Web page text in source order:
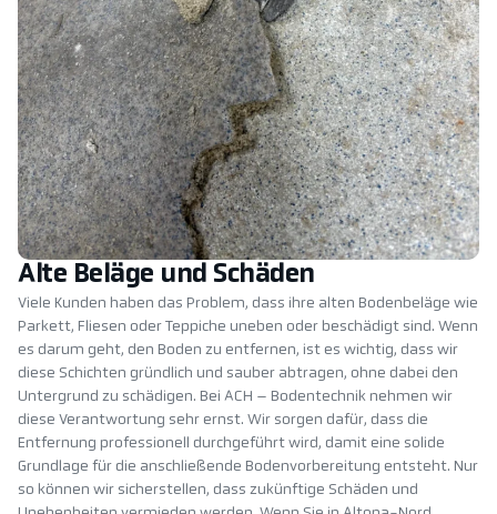
Alte Beläge und Schäden
Viele Kunden haben das Problem, dass ihre alten Bodenbeläge wie
Parkett, Fliesen oder Teppiche uneben oder beschädigt sind. Wenn
es darum geht, den Boden zu entfernen, ist es wichtig, dass wir
diese Schichten gründlich und sauber abtragen, ohne dabei den
Untergrund zu schädigen. Bei ACH – Bodentechnik nehmen wir
diese Verantwortung sehr ernst. Wir sorgen dafür, dass die
Entfernung professionell durchgeführt wird, damit eine solide
Grundlage für die anschließende Bodenvorbereitung entsteht. Nur
so können wir sicherstellen, dass zukünftige Schäden und